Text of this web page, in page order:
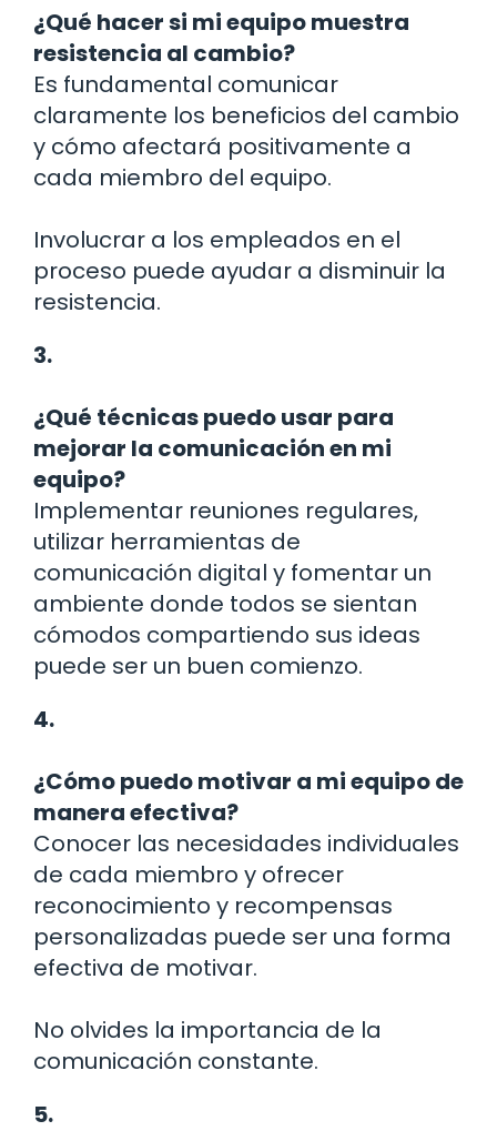
¿Qué hacer si mi equipo muestra
resistencia al cambio?
Es fundamental comunicar
claramente los beneficios del cambio
y cómo afectará positivamente a
cada miembro del equipo.
Involucrar a los empleados en el
proceso puede ayudar a disminuir la
resistencia.
3.
¿Qué técnicas puedo usar para
mejorar la comunicación en mi
equipo?
Implementar reuniones regulares,
utilizar herramientas de
comunicación digital y fomentar un
ambiente donde todos se sientan
cómodos compartiendo sus ideas
puede ser un buen comienzo.
4.
¿Cómo puedo motivar a mi equipo de
manera efectiva?
Conocer las necesidades individuales
de cada miembro y ofrecer
reconocimiento y recompensas
personalizadas puede ser una forma
efectiva de motivar.
No olvides la importancia de la
comunicación constante.
5.